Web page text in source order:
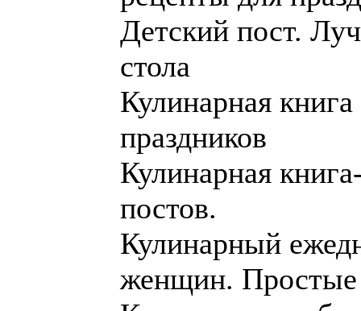
Детский пост.
стола
Кулинарная
праздников
Кулинарная
постов.
Кулинарный
женщин. Простые